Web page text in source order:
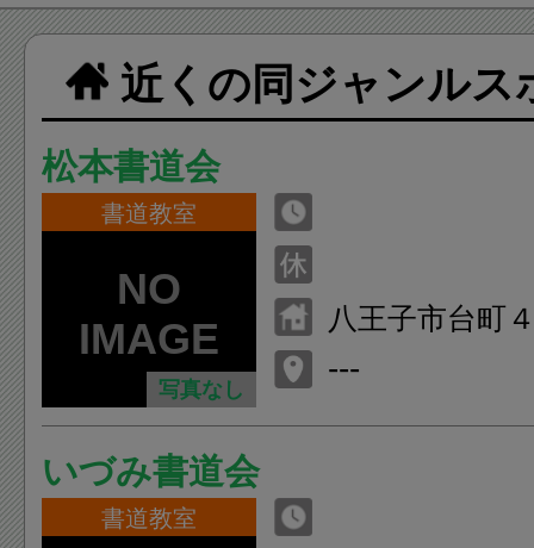
近くの同ジャンルス
松本書道会
書道教室
写真なし
八王子市台町
---
いづみ書道会
書道教室